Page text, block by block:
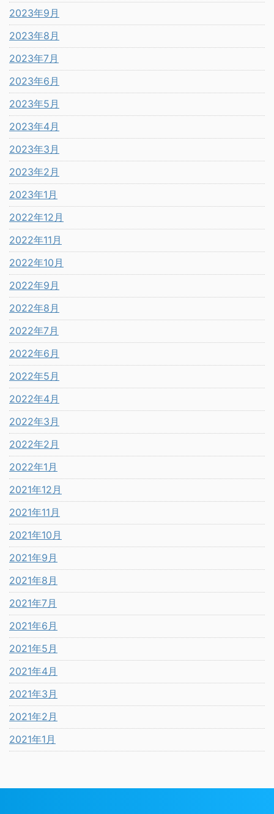
2023年9月
2023年8月
2023年7月
2023年6月
2023年5月
2023年4月
2023年3月
2023年2月
2023年1月
2022年12月
2022年11月
2022年10月
2022年9月
2022年8月
2022年7月
2022年6月
2022年5月
2022年4月
2022年3月
2022年2月
2022年1月
2021年12月
2021年11月
2021年10月
2021年9月
2021年8月
2021年7月
2021年6月
2021年5月
2021年4月
2021年3月
2021年2月
2021年1月